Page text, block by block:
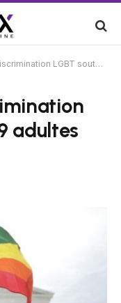
LGBT soutenue par 9 adultes sur 10
adultes